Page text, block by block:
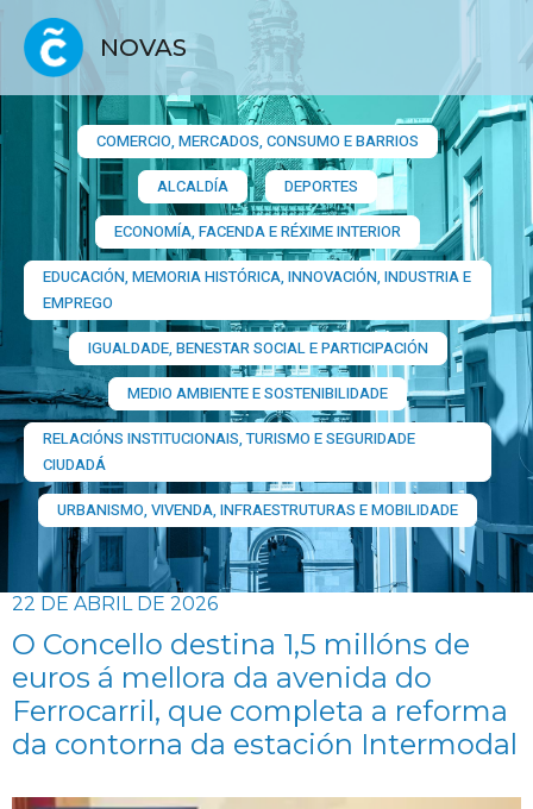
NOVAS
COMERCIO, MERCADOS, CONSUMO E BARRIOS​
ALCALDÍA
DEPORTES
ECONOMÍA, FACENDA E RÉXIME INTERIOR
EDUCACIÓN, MEMORIA HISTÓRICA, INNOVACIÓN, INDUSTRIA E
EMPREGO
IGUALDADE, BENESTAR SOCIAL E PARTICIPACIÓN
MEDIO AMBIENTE E SOSTENIBILIDADE
RELACIÓNS INSTITUCIONAIS, TURISMO E SEGURIDADE
CIUDADÁ
URBANISMO, VIVENDA, INFRAESTRUTURAS E MOBILIDADE
22 DE ABRIL DE 2026
O Concello destina 1,5 millóns de
euros á mellora da avenida do
Ferrocarril, que completa a reforma
da contorna da estación Intermodal